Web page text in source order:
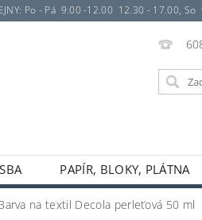
Po - Pá 9.00 -12.00 12.30 -
PAPÍR, BLOKY, PLÁTNA
na textil Decola perleťová 50 ml